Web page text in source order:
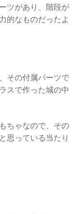
ツがあり、階段が
的なものだったよ
その付属パーツで
スで作った城の中
ちゃなので、その
思っている当たり